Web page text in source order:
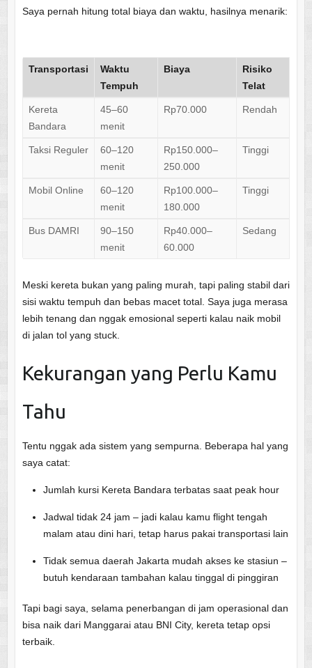
Saya pernah hitung total biaya dan waktu, hasilnya menarik:
Transportasi
Waktu
Tempuh
Biaya
Risiko
Telat
Kereta
Bandara
45–60
menit
Rp70.000 Rendah
Taksi Reguler
60–120
menit
Rp150.000–
250.000
Tinggi
Mobil Online
60–120
menit
Rp100.000–
180.000
Tinggi
Bus DAMRI
90–150
menit
Rp40.000–
60.000
Sedang
Meski kereta bukan yang paling murah, tapi paling stabil dari
sisi waktu tempuh dan bebas macet total. Saya juga merasa
lebih tenang dan nggak emosional seperti kalau naik mobil
di jalan tol yang stuck.
Kekurangan yang Perlu Kamu
Tahu
Tentu nggak ada sistem yang sempurna. Beberapa hal yang
saya catat:
Jumlah kursi Kereta Bandara terbatas saat peak hour
Jadwal tidak 24 jam – jadi kalau kamu flight tengah
malam atau dini hari, tetap harus pakai transportasi lain
Tidak semua daerah Jakarta mudah akses ke stasiun –
butuh kendaraan tambahan kalau tinggal di pinggiran
Tapi bagi saya, selama penerbangan di jam operasional dan
bisa naik dari Manggarai atau BNI City, kereta tetap opsi
terbaik.